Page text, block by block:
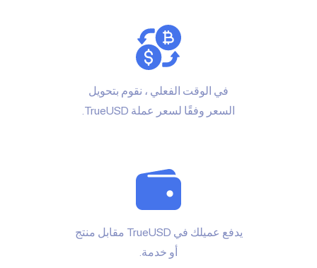
في الوقت الفعلي ، نقوم بتحويل
السعر وفقًا لسعر عملة TrueUSD.
يدفع عميلك في TrueUSD مقابل منتج
أو خدمة.